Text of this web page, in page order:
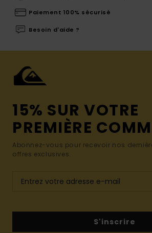
Paiement 100% sécurisé
Besoin d'aide ?
15% SUR VOTRE
PREMIÈRE
Abonnez-vous pour recevoir nos
offres exclusives.
S'inscrire